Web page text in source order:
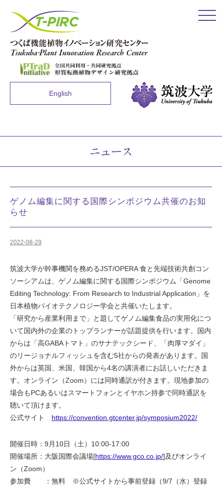
English
Click
ニュース
ゲノム編集に関する国際シンポジウム共催のお知
らせ
2022-08-29
筑波大学が幹事機関を務めるJST/OPERA 食と先端技術共創コン
ソーシアムは、ゲノム編集に関する国際シンポジウム「Genome
Editing Technology: From Research to Industrial Application」を
日本植物バイオテクノロジー学会と共催いたします。
「研究から産業利用まで」と題してゲノム編集食品の実用化につ
いて国内外の企業のトップランナーが話題提供を行います。国内
からは「高GABAトマト」のサナテックシード、「肉厚マダイ」
のリージョナルフィッシュを含む5社からの発表があります。国
外からは英国、米国、韓国から4名の講演者にお話しいただきま
す。オンライン（Zoom）には同時通訳が付きます。現地参加の
場合もPCあるいはスマートフォンとイヤホン持参で同時通訳を
聴いて頂けます。
公式サイト https://convention.gtcenter.jp/symposium2022/
開催日時：9月10日（土）10:00-17:00
開催場所：大阪国際会議場[https://www.gco.co.jp/]及びオンライ
ン（Zoom）
参加費 ：無料 ※公式サイトから事前登録（9/7（水）登録